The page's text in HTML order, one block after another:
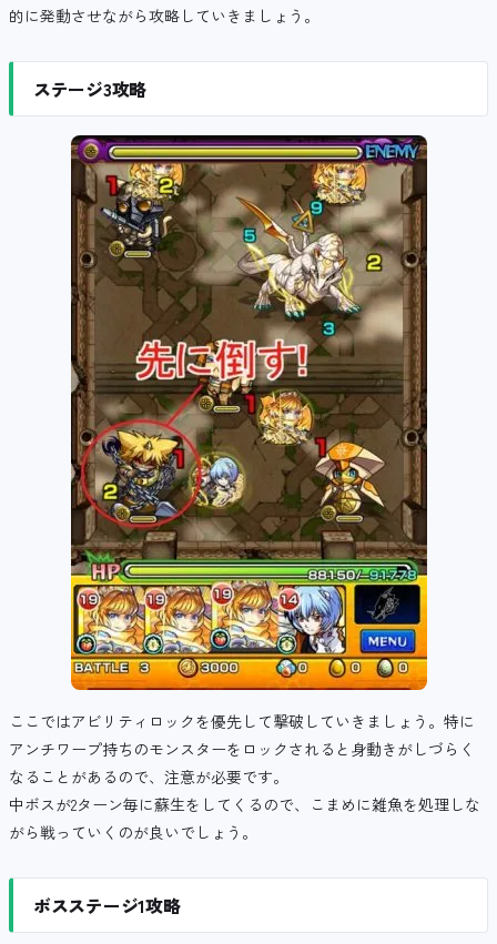
的に発動させながら攻略していきましょう。
ステージ3攻略
ここではアビリティロックを優先して撃破していきましょう。特に
アンチワープ持ちのモンスターをロックされると身動きがしづらく
なることがあるので、注意が必要です。
中ボスが2ターン毎に蘇生をしてくるので、こまめに雑魚を処理しな
がら戦っていくのが良いでしょう。
ボスステージ1攻略